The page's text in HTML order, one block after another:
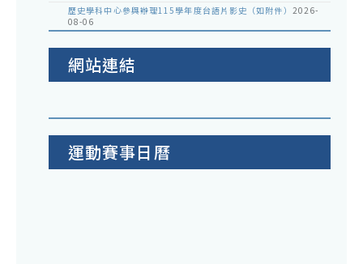
歷史學科中心參與辦理115學年度台語片影史（如附件） 2026-
08-06
網站連結
運動賽事日曆